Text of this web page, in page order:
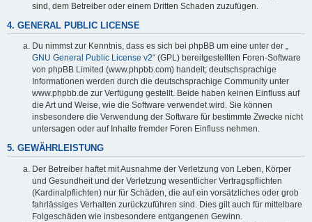
sind, dem Betreiber oder einem Dritten Schaden zuzufügen.
4. GENERAL PUBLIC LICENSE
Du nimmst zur Kenntnis, dass es sich bei phpBB um eine unter der „
GNU General Public License v2“ (GPL) bereitgestellten Foren-Software
von phpBB Limited (www.phpbb.com) handelt; deutschsprachige
Informationen werden durch die deutschsprachige Community unter
www.phpbb.de zur Verfügung gestellt. Beide haben keinen Einfluss auf
die Art und Weise, wie die Software verwendet wird. Sie können
insbesondere die Verwendung der Software für bestimmte Zwecke nicht
untersagen oder auf Inhalte fremder Foren Einfluss nehmen.
5. GEWÄHRLEISTUNG
Der Betreiber haftet mit Ausnahme der Verletzung von Leben, Körper
und Gesundheit und der Verletzung wesentlicher Vertragspflichten
(Kardinalpflichten) nur für Schäden, die auf ein vorsätzliches oder grob
fahrlässiges Verhalten zurückzuführen sind. Dies gilt auch für mittelbare
Folgeschäden wie insbesondere entgangenen Gewinn.